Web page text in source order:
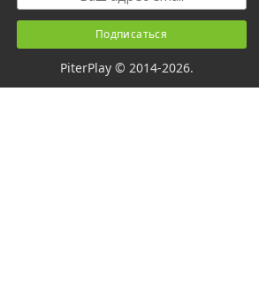
PiterPlay © 2014-2026.